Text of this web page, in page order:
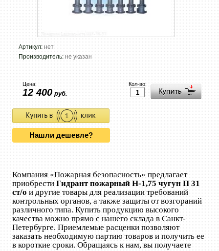
Артикул: нет
Производитель: не указан
Кол-во:
Цена:
12 400 руб.
Нашли дешевле?
Компания «Пожарная безопасность» предлагает
приобрести Гидрант пожарный Н-1,75 чугун П 31
ст/о и другие товары для реализации требований
контрольных органов, а также защиты от возгораний
различного типа. Купить продукцию высокого
качества можно прямо с нашего склада в Санкт-
Петербурге. Приемлемые расценки позволяют
заказать необходимую партию товаров и получить ее
в короткие сроки. Обращаясь к нам, вы получаете